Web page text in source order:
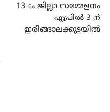
13-ാം ജില്ലാ സമ്മേളനം
ഏപ്രിൽ 3 ന്
ഇരിങ്ങാലക്കുടയിൽ